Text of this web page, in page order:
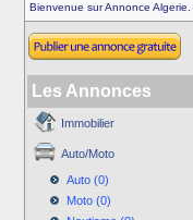
Bienvenue sur Annonce Algerie.
Les Annonces
Immobilier
Auto/Moto
Auto (0)
Moto (0)